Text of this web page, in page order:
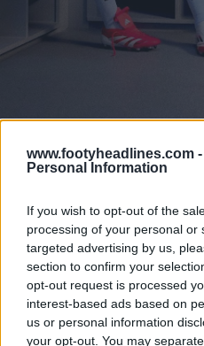
www.footyheadlines.com -
Personal Information
If you wish to opt-out of the
processing of your personal or
targeted advertising by us,
section to confirm your
opt-out request is processed
interest-based ads based on
us or personal information
your opt-out. You may